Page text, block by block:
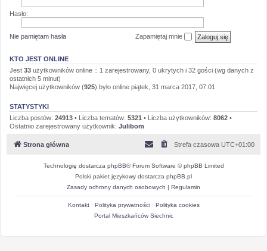
Hasło:
Nie pamiętam hasła Zapamiętaj mnie
KTO JEST ONLINE
Jest 33 użytkowników online :: 1 zarejestrowany, 0 ukrytych i 32 gości (wg danych z
ostatnich 5 minut)
Najwięcej użytkowników (925) było online piątek, 31 marca 2017, 07:01
STATYSTYKI
Liczba postów: 24913 • Liczba tematów: 5321 • Liczba użytkowników: 8062 •
Ostatnio zarejestrowany użytkownik: Julibom
Strona główna Strefa czasowa UTC+01:00
Technologię dostarcza phpBB® Forum Software © phpBB Limited
Polski pakiet językowy dostarcza phpBB.pl
Zasady ochrony danych osobowych | Regulamin
Kontakt· Polityka prywatności· Polityka cookies
Portal Mieszkańców Siechnic